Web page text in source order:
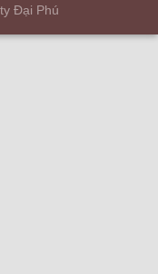
Đại Phú